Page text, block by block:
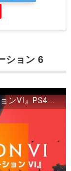
ション 6
『シドマイヤーズ シヴィライゼーションVI』PS4 & Xbox One 発売記念トレーラー